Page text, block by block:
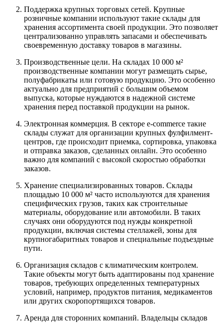
Поддержка крупных торговых сетей. Крупные
розничные компании используют такие склады для
хранения ассортимента своей продукции. Это позволяет
централизованно управлять запасами и обеспечивать
своевременную доставку товаров в магазины.
Производственные цели. На складах 10 000 м²
производственные компании могут размещать сырье,
полуфабрикаты или готовую продукцию. Это особенно
актуально для предприятий с большим объемом
выпуска, которые нуждаются в надежной системе
хранения перед поставкой продукции на рынок.
Электронная коммерция. В секторе e-commerce такие
склады служат для организации крупных фулфилмент-
центров, где происходит приемка, сортировка, упаковка
и отправка заказов, сделанных онлайн. Это особенно
важно для компаний с высокой скоростью обработки
заказов.
Хранение специализированных товаров. Склады
площадью 10 000 м² часто используются для хранения
специфических грузов, таких как строительные
материалы, оборудование или автомобили. В таких
случаях они оборудуются под нужды конкретной
продукции, включая системы стеллажей, зоны для
крупногабаритных товаров и специальные подъездные
пути.
Организация складов с климатическим контролем.
Такие объекты могут быть адаптированы под хранение
товаров, требующих определенных температурных
условий, например, продуктов питания, медикаментов
или других скоропортящихся товаров.
Аренда для сторонних компаний. Владельцы складов